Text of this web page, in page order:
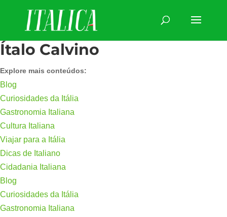
Ítalo Calvino
Explore mais conteúdos:
Blog
Curiosidades da Itália
Gastronomia Italiana
Cultura Italiana
Viajar para a Itália
Dicas de Italiano
Cidadania Italiana
Blog
Curiosidades da Itália
Gastronomia Italiana